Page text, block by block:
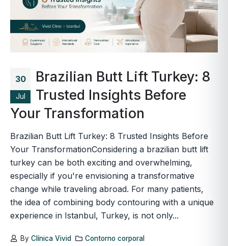
30
Jul
Brazilian Butt Lift Turkey: 8
Trusted Insights Before
Your Transformation
Brazilian Butt Lift Turkey: 8 Trusted Insights Before
Your TransformationConsidering a brazilian butt lift
turkey can be both exciting and overwhelming,
especially if you're envisioning a transformative
change while traveling abroad. For many patients,
the idea of combining body contouring with a unique
experience in Istanbul, Turkey, is not only...
By Clínica Vivid
Contorno corporal